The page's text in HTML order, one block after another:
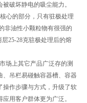
破坏静电的吸尘能力。
心的部分，只有驻极处理
非油性小颗粒物有很强的
25-28克驻极处理后的熔
场上其它产品广泛存的测
吊栏易碰触容器槽、容器
操作步骤与方式，升级了软
用客户群体更为广泛。